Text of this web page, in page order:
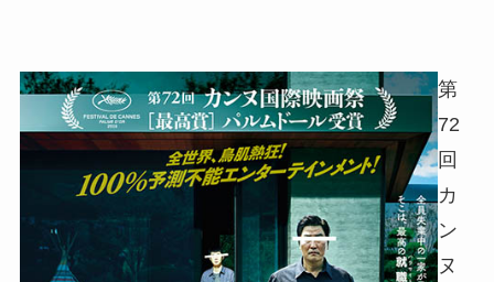
第
72
回
カ
ン
ヌ